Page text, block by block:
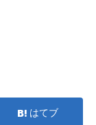
はてブ